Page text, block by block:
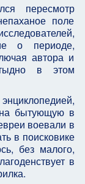
пересмотр
поле
о периоде,
автора и
в этом
бытующую в
воевали в
в поисковике
без малого,
в